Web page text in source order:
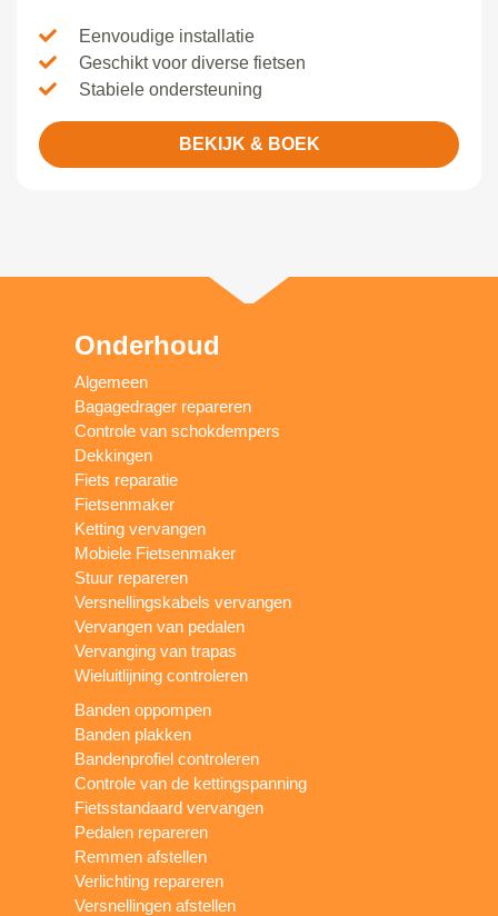
Eenvoudige installatie
Geschikt voor diverse fietsen
Stabiele ondersteuning
BEKIJK & BOEK
Onderhoud
Algemeen
Bagagedrager repareren
Controle van schokdempers
Dekkingen
Fiets reparatie
Fietsenmaker
Ketting vervangen
Mobiele Fietsenmaker
Stuur repareren
Versnellingskabels vervangen
Vervangen van pedalen
Vervanging van trapas
Wieluitlijning controleren
Banden oppompen
Banden plakken
Bandenprofiel controleren
Controle van de kettingspanning
Fietsstandaard vervangen
Pedalen repareren
Remmen afstellen
Verlichting repareren
Versnellingen afstellen